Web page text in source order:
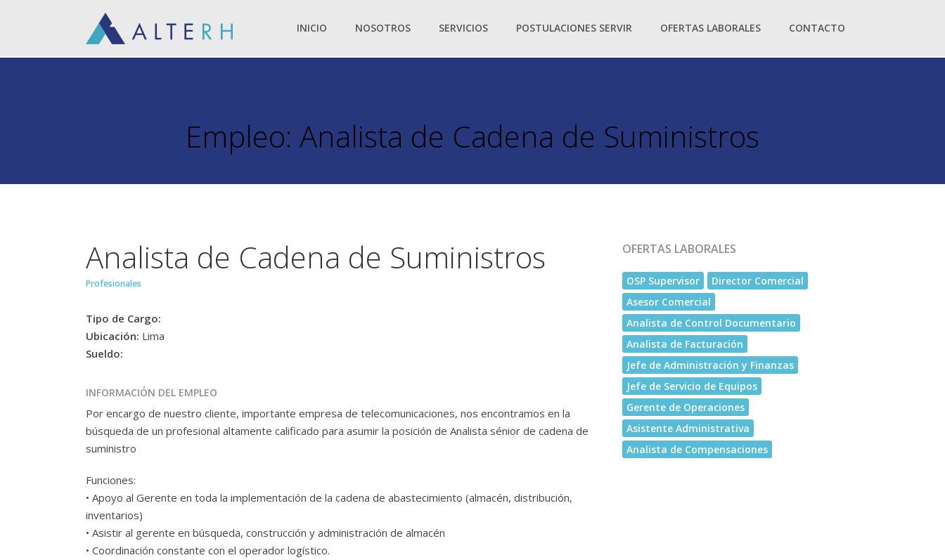
INICIO NOSOTROS SERVICIOS POSTULACIONES SERVIR OFERTAS LABORALES CONTACTO
Empleo: Analista de Cadena de Suministros
Analista de Cadena de Suministros
Profesionales
Tipo de Cargo:
Ubicación: Lima
Sueldo:
INFORMACIÓN DEL EMPLEO
Por encargo de nuestro cliente, importante empresa de telecomunicaciones, nos encontramos en la
búsqueda de un profesional altamente calificado para asumir la posición de Analista sénior de cadena de
suministro
Funciones:
• Apoyo al Gerente en toda la implementación de la cadena de abastecimiento (almacén, distribución,
inventarios)
• Asistir al gerente en búsqueda, construcción y administración de almacén
• Coordinación constante con el operador logístico.
OFERTAS LABORALES
OSP Supervisor
Director Comercial
Asesor Comercial
Analista de Control Documentario
Analista de Facturación
Jefe de Administración y Finanzas
Jefe de Servicio de Equipos
Gerente de Operaciones
Asistente Administrativa
Analista de Compensaciones